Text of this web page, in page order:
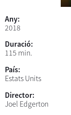
Any:
2018
Duració:
115 min.
País:
Estats Units
Director:
Joel Edgerton